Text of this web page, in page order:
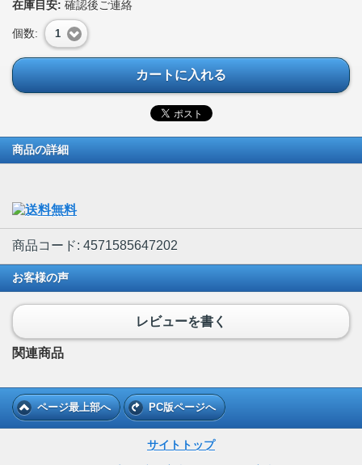
在庫目安: 確認後ご連絡
個数: 1
カートに入れる
商品の詳細
商品コード: 4571585647202
お客様の声
レビューを書く
関連商品
ページ最上部へ PC版ページへ
サイトトップ